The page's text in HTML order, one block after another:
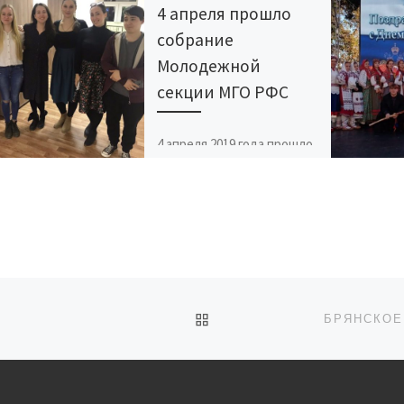
4 апреля прошло
собрание
Молодежной
секции МГО РФС
4 апреля 2019 года прошло
предложения по […]ОБРАТНО К СПИСКУ